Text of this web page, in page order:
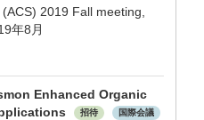
2019 Fall meeting,
年8月
Enhanced Organic
招待 国際会議